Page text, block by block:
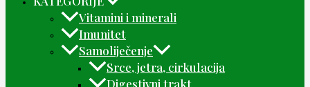
Vitamini i minerali
Imunitet
Samoliječenje
Srce, jetra, cirkulacija
Digestivni trakt